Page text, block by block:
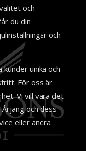
och
du din
och
unika och
För oss är
Vi vill vara det
och dess
eller andra